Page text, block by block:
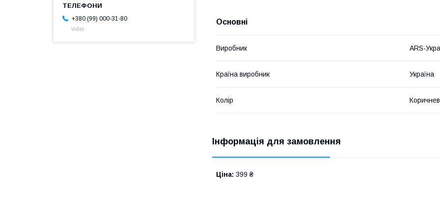
Основні
Виробник ARS-
Країна виробник Україна
Колір
Інформація для замовлення
Ціна: 399 ₴
+380 (99) 000-31-80
vider